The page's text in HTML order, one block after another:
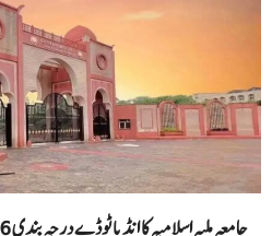
جامعہ ملیہ اسلامیہ کا انڈیا ٹوڈے درجہ بندی 2026میں شان دار مظاہرہ